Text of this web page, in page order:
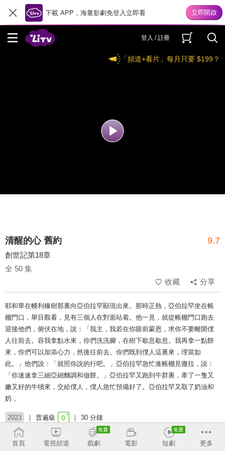
下載 APP，海量影劇免登入立即看
登入 / 註冊
「頻道+看片」每月只要 $199？
清醒的心 舊約 9.7
創世記第18章
全 50 集
收藏
分享
耶和華在幔利橡樹那裏向亞伯拉罕顯現出來。那時正熱，亞伯拉罕坐在帳
棚門口，舉目觀看，見有三個人在對面站着。他一見，就從帳棚門口跑去
迎接他們，俯伏在地，說：「我主，我若在你眼前蒙恩，求你不要離開僕
人往前去。容我拿點水來，你們洗洗腳，在樹下歇息歇息。我再拿一點餅
來，你們可以加添心力，然後往前去。你們既到僕人這裏來，理當如
此。」他們說：「就照你說的行吧。」亞伯拉罕急忙進帳棚見撒拉，說：
「你速速拿三細亞細麵調和做餅。」亞伯拉罕又跑到牛群裏，牽了一隻又
嫩又好的牛犢來，交給僕人，僕人急忙預備好了。亞伯拉罕又取了奶油和
奶，
2023 普遍級 30 分鐘
類別： 靈修
首頁
電視頻道 戲劇 電影 短劇 更多